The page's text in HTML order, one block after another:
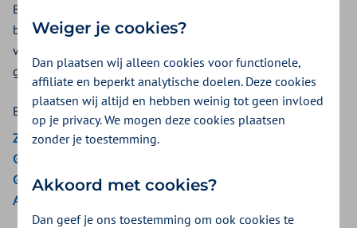
Bij Zilveren Kruis is er de Gezond en Fitbundel. Dit is een
bedrag dat u kunt gebruiken voor verschillende
vergoedingen, om zo met uw gezondheid aan de slag te
gaan. Meer weten? Lees meer over deGezond en Fitbundel
Bekijk de vergoedingen van:
ZieZo
Gemeenten Optimaal
Gemeente Amsterdam
Aon Vitaal
Weiger je cookies?
Dan plaatsen wij alleen cookies voor functionele,
affiliate en beperkt analytische doelen. Deze cookies
plaatsen wij altijd en hebben weinig tot geen invloed
op je privacy. We mogen deze cookies plaatsen
zonder je toestemming.
Akkoord met cookies?
Dan geef je ons toestemming om ook cookies te